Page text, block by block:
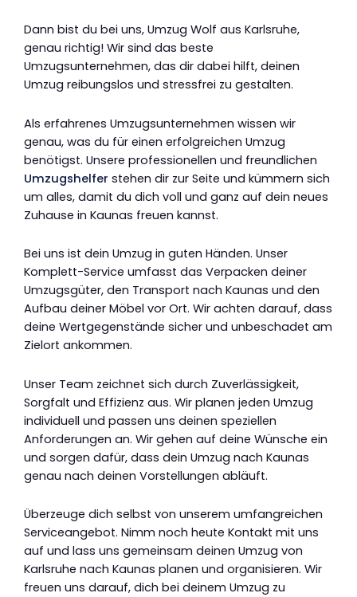
Dann bist du bei uns, Umzug Wolf aus Karlsruhe,
genau richtig! Wir sind das beste
Umzugsunternehmen, das dir dabei hilft, deinen
Umzug reibungslos und stressfrei zu gestalten.
Als erfahrenes Umzugsunternehmen wissen wir
genau, was du für einen erfolgreichen Umzug
benötigst. Unsere professionellen und freundlichen
Umzugshelfer stehen dir zur Seite und kümmern sich
um alles, damit du dich voll und ganz auf dein neues
Zuhause in Kaunas freuen kannst.
Bei uns ist dein Umzug in guten Händen. Unser
Komplett-Service umfasst das Verpacken deiner
Umzugsgüter, den Transport nach Kaunas und den
Aufbau deiner Möbel vor Ort. Wir achten darauf, dass
deine Wertgegenstände sicher und unbeschadet am
Zielort ankommen.
Unser Team zeichnet sich durch Zuverlässigkeit,
Sorgfalt und Effizienz aus. Wir planen jeden Umzug
individuell und passen uns deinen speziellen
Anforderungen an. Wir gehen auf deine Wünsche ein
und sorgen dafür, dass dein Umzug nach Kaunas
genau nach deinen Vorstellungen abläuft.
Überzeuge dich selbst von unserem umfangreichen
Serviceangebot. Nimm noch heute Kontakt mit uns
auf und lass uns gemeinsam deinen Umzug von
Karlsruhe nach Kaunas planen und organisieren. Wir
freuen uns darauf, dich bei deinem Umzug zu